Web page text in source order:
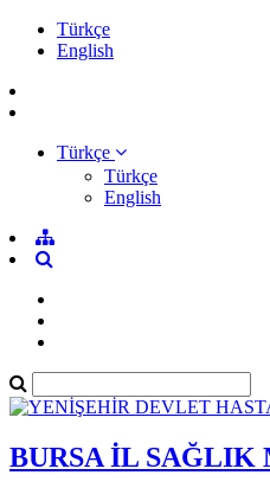
Türkçe
English
Türkçe
Türkçe
English
BURSA İL SAĞLIK